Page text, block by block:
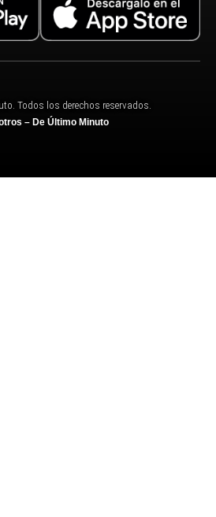
Todos los derechos reservados.
– De Último Minuto